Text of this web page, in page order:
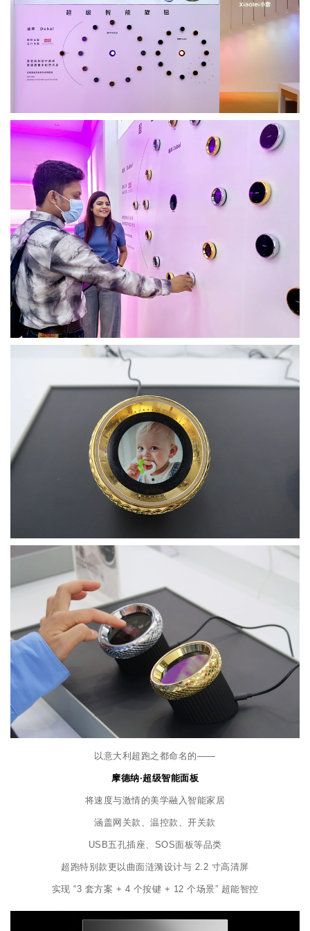
以意大利超跑之都命名的——
摩德纳·超级智能面板
将速度与激情的美学融入智能家居
涵盖网关款、温控款、开关款
USB五孔插座、SOS面板等品类
超跑特别款更以曲面涟漪设计与 2.2 寸高清屏
实现 “3 套方案 + 4 个按键 + 12 个场景” 超能智控